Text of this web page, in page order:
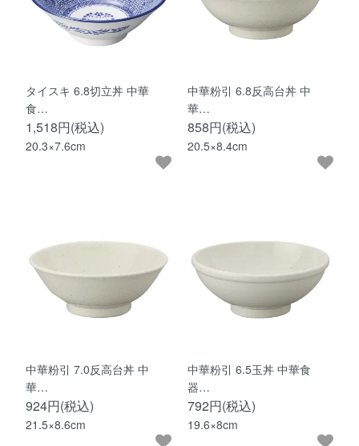
タイスキ 6.8切立丼 中華
食…
1,518円(税込)
20.3×7.6cm
中華粉引 6.8反高台丼 中
華…
858円(税込)
20.5×8.4cm
中華粉引 7.0反高台丼 中
華…
924円(税込)
21.5×8.6cm
中華粉引 6.5玉丼 中華食
器…
792円(税込)
19.6×8cm